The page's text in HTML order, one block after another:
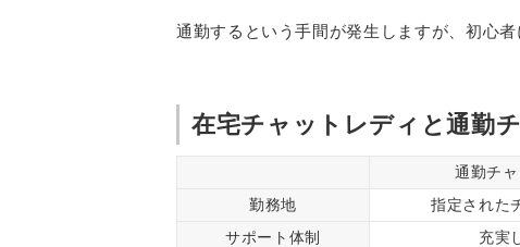
通勤するという手間が発生しますが、初心
在宅チャットレディと通勤
通勤チ
勤務地
指定された
サポート体制
充実